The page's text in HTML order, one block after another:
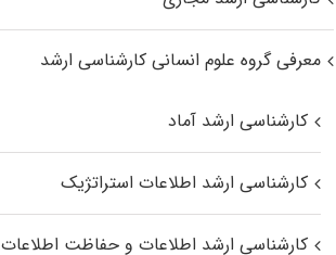
معرفی گروه علوم انسانی کارشناسی ارشد
کارشناسی ارشد آماد
کارشناسی ارشد اطلاعات استراتژیک
کارشناسی ارشد اطلاعات و حفاظت اطلاعات